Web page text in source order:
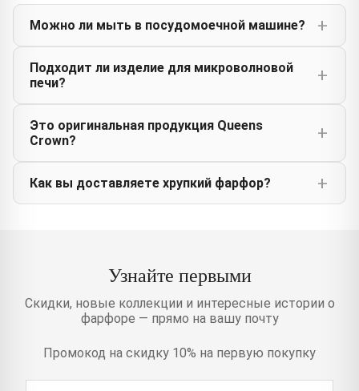
Можно ли мыть в посудомоечной машине?
Подходит ли изделие для микроволновой
печи?
Это оригинальная продукция Queens
Crown?
Как вы доставляете хрупкий фарфор?
Узнайте первыми
Скидки, новые коллекции и интересные истории о
фарфоре — прямо на вашу почту
Промокод на скидку 10% на первую покупку